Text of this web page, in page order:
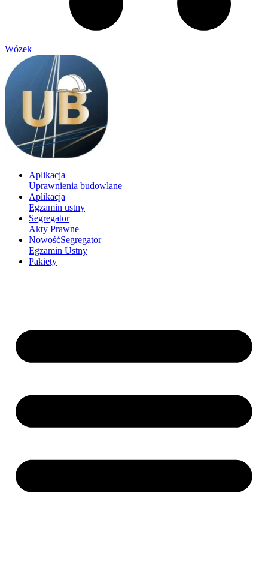
Wózek
Aplikacja
Uprawnienia budowlane
Aplikacja
Egzamin ustny
Segregator
Akty Prawne
NowośćSegregator
Egzamin Ustny
Pakiety